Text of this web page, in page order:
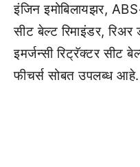
इंजिन इमोबिलायझर,
सीट बेल्ट रिमाइंडर, रिअर
इमर्जन्सी रिट्रॅक्टर सीट
फीचर्स सोबत उपलब्ध आहे.